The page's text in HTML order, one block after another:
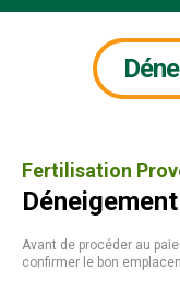
Fertilisation
Avant de procéder au
confirmer le bon